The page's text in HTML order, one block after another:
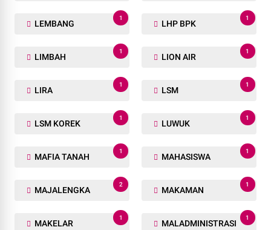
LEMBANG
1
LHP BPK
1
LIMBAH
1
LION AIR
1
LIRA
1
LSM
1
LSM KOREK
1
LUWUK
1
MAFIA TANAH
1
MAHASISWA
1
MAJALENGKA
2
MAKAMAN
1
MAKELAR
1
MALADMINISTRASI
1